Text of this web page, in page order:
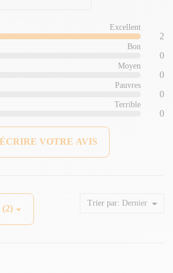
Excellent
2
Bon
0
Moyen
0
Pauvres
0
Terrible
0
ÉCRIRE VOTRE AVIS
Trier par: Dernier